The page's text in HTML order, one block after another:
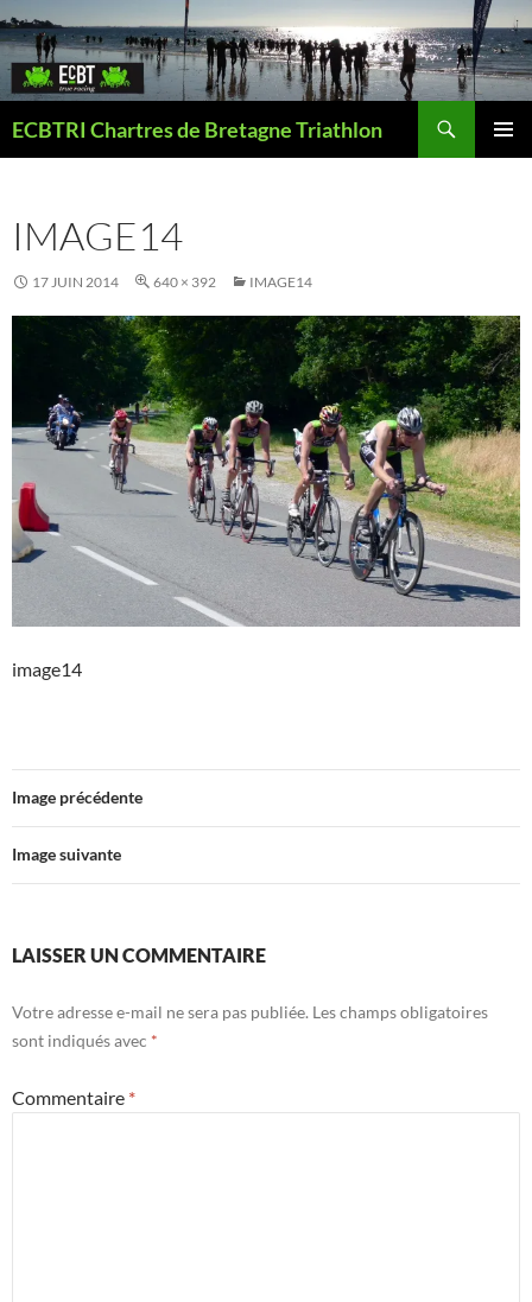
Aller
au
contenu
ECBTRI Chartres de Bretagne Triathlon
IMAGE14
17 JUIN 2014 640 × 392 IMAGE14
image14
Image précédente
Image suivante
LAISSER UN COMMENTAIRE
Votre adresse e-mail ne sera pas publiée. Les champs obligatoires
sont indiqués avec *
Commentaire *